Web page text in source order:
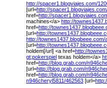
http://spacer1.blogviajes.com/
[url=http://
href=http://
machines</a> http://
href=http://
[url=http://
http://townes1437.blogbeee.com/
[url=http://
holdem[/url] <a href=http://
gt;pokerspiel texas holdem</a>
href=http://blog.grab.com/
[url=http://blog.grab.com/
href=http://blog.grab.com/
n946cheryl5811/462563 [url=